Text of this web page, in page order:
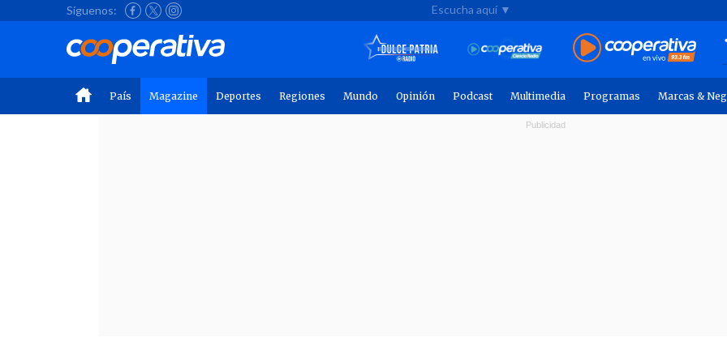
Síguenos: Escucha aquí ▼
País Magazine Deportes Regiones Mundo Opinión Podcast Multimedia Programas Marcas &